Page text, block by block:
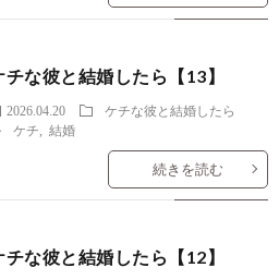
チな彼と結婚したら【13】
2026.04.20
ケチな彼と結婚したら
ケチ
,結婚
続きを読む
チな彼と結婚したら【12】